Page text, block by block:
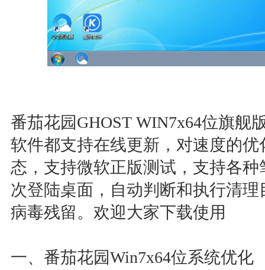
番茄花园GHOST WIN7x64位旗舰
软件都支持在线更新，对速度的
态，支持微软正版测试，支持各
次登陆桌面，自动判断和执行清
病毒残留。欢迎大家下载使用
一、番茄花园Win7x64位系统优化